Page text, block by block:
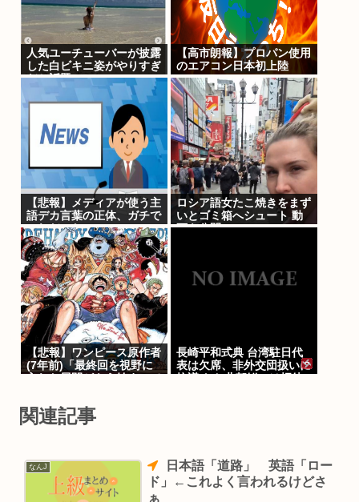
人気ユーチューバーが披露
した白ビキニ姿がやりすぎ
だと話題に
【高市朗報】プロパン使用
のエアコン日本初上陸
【悲報】メディアが使う主
語デカ言葉の正体、ガチで
これだったwww
ロシア語女たこ焼きをまず
いとゴミ箱へシュート 動
画を公開
【悲報】ワンピース原作者
(7年前)「最終回を視野に
長崎平和式典 台湾駐日代
表は欠席、非外交団扱いに
関連記事
なんJ
ド」←これよく言われるけどさ
ぁ